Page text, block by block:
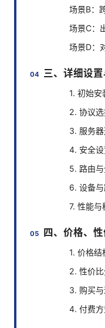
场景B：
场景C：
场景D：
三、详细设
1. 初始安
2. 协议
3. 服务
4. 安全设
5. 路由
6. 设备
7. 性能与
四、价格、
1. 价格结
2. 性价
3. 购买
4. 付费